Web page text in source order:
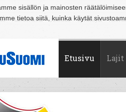
sisällön ja mainosten
tietoa siitä, kuinka käytät
Hämeenlinna Joensuu Jyväskylä
Etusivu Lajit